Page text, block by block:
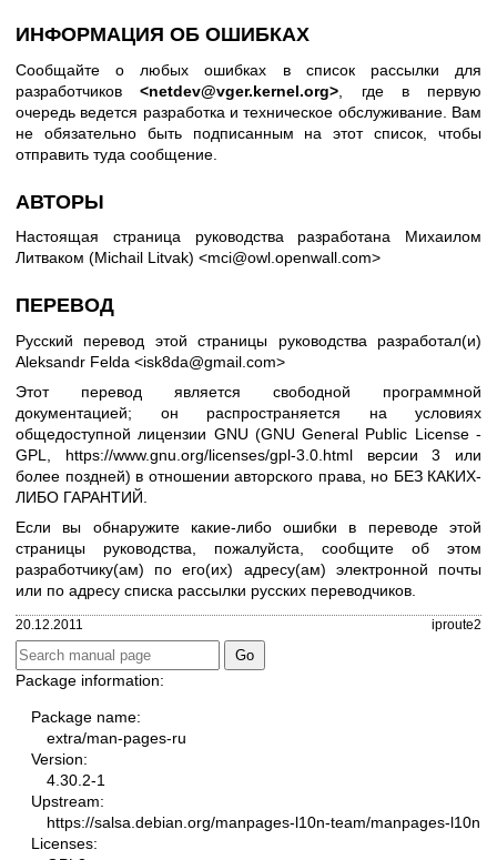
ИНФОРМАЦИЯ ОБ ОШИБКАХ
Сообщайте о любых ошибках в список рассылки для
разработчиков<netdev@vger.kernel.org> , где в первую
очередь ведется разработка и техническое обслуживание. Вам
не обязательно быть подписанным на этот список, чтобы
отправить туда сообщение.
АВТОРЫ
Настоящая страница руководства разработана Михаилом
Литваком (Michail Litvak) <mci@owl.openwall.com>
ПЕРЕВОД
Русский перевод этой страницы руководства разработал(и)
Aleksandr Felda <isk8da@gmail.com>
Этот перевод является свободной программной
документацией; он распространяется на условиях
общедоступной лицензии GNU (GNU General Public License -
GPL, https://www.gnu.org/licenses/gpl-3.0.htmlверсии 3 или
более поздней) в отношении авторского права, но БЕЗ КАКИХ-
ЛИБО ГАРАНТИЙ.
Если вы обнаружите какие-либо ошибки в переводе этой
страницы руководства, пожалуйста, сообщите об этом
разработчику(ам) по его(их) адресу(ам) электронной почты
или по адресу списка рассылки русских переводчиков.
20.12.2011 iproute2
Package information:
Package name:
extra/man-pages-ru
Version:
4.30.2-1
Upstream:
https://salsa.debian.org/manpages-l10n-team/manpages-l10n
Licenses: